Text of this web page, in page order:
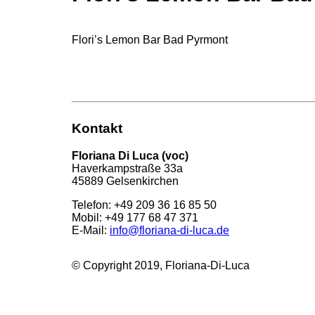
Flori’s Lemon Bar Bad Pyrmont
Kontakt
Floriana Di Luca (voc)
Haverkampstraße 33a
45889 Gelsenkirchen
Telefon: +49 209 36 16 85 50
Mobil: +49 177 68 47 371
E-Mail: info@floriana-di-luca.de
© Copyright 2019, Floriana-Di-Luca